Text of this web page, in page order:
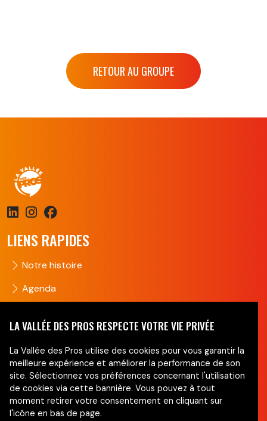
RETOUR AU GROUPE
LIENS RAPIDES
Notre histoire
Agenda
NEWSLETTER
Ne manquez pas nos actus !
LA VALLÉE DES PROS RESPECTE VOTRE VIE PRIVÉE
La Vallée des Pros utilise des cookies pour vous garantir la
meilleure expérience et améliorer la performance de son
site. Sélectionnez vos préférences concernant l'utilisation
de cookies via cette bannière. Vous pouvez à tout
moment retirer votre consentement en cliquant sur
l'icône en bas de page.